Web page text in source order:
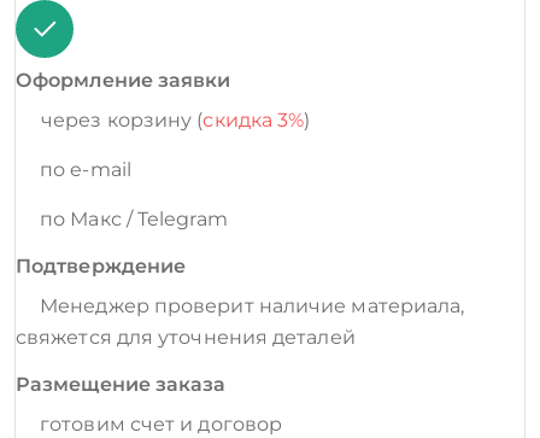
Оформление заявки
через корзину (скидка 3%)
по e-mail
по Макс / Telegram
Подтверждение
Менеджер проверит наличие материала,
свяжется для уточнения деталей
Размещение заказа
готовим счет и договор